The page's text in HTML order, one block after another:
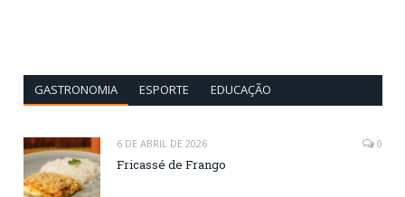
GASTRONOMIA ESPORTE EDUCAÇÃO
6 DE ABRIL DE 2026 0
Fricassé de Frango